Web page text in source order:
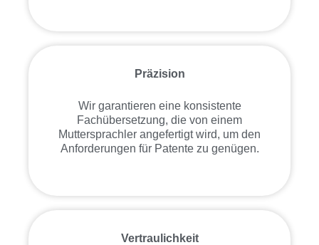
Präzision
Wir garantieren eine konsistente
Fachübersetzung, die von einem
Muttersprachler angefertigt wird, um den
Anforderungen für Patente zu genügen.
Vertraulichkeit